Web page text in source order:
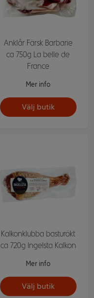
Anklår Färsk Barbarie
ca 750g La belle de
France
Mer info
Välj butik
Kalkonklubba basturökt
ca 720g Ingelsta Kalkon
Mer info
Välj butik